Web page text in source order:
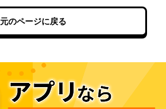
元のページに戻る